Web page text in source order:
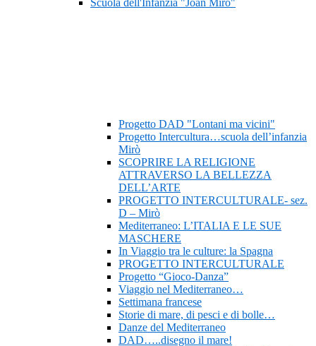
Scuola dell'Infanzia "Joan Mirò"
Progetto DAD "Lontani ma vicini"
Progetto Intercultura…scuola dell’infanzia
Mirò
SCOPRIRE LA RELIGIONE
ATTRAVERSO LA BELLEZZA
DELL’ARTE
PROGETTO INTERCULTURALE- sez.
D – Mirò
Mediterraneo: L’ITALIA E LE SUE
MASCHERE
In Viaggio tra le culture: la Spagna
PROGETTO INTERCULTURALE
Progetto “Gioco-Danza”
Viaggio nel Mediterraneo…
Settimana francese
Storie di mare, di pesci e di bolle…
Danze del Mediterraneo
DAD…..disegno il mare!